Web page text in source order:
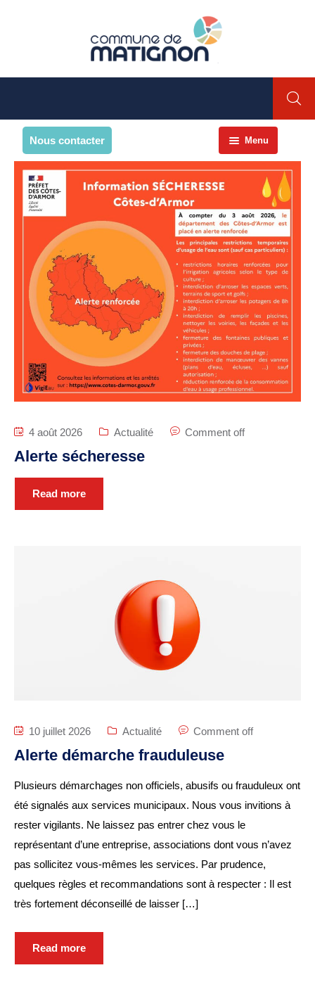
Menu
La commune
PRESENTATION DE LA
COMMUNE
Présentation
Environnement
Histoire et patrimoine
Plan interactif
VIE ÉCONOMIQUE
artisanat
Les élus
Délibérations
Budget
Journal municipal
Projets en cours
MAIRIE
Horaires de la mairie
Services communaux
Marché
Nous contacter
4 août 2026 Actualité Comment off
Alerte sécheresse
Read more
10 juillet 2026 Actualité Comment off
Alerte démarche frauduleuse
Plusieurs démarchages non officiels, abusifs ou frauduleux ont
été signalés aux services municipaux. Nous vous invitions à
rester vigilants. Ne laissez pas entrer chez vous le
représentant d’une entreprise, associations dont vous n’avez
pas sollicitez vous-mêmes les services. Par prudence,
quelques règles et recommandations sont à respecter : Il est
très fortement déconseillé de laisser […]
Read more